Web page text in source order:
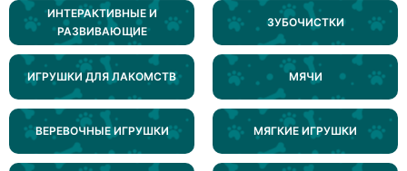
ИНТЕРАКТИВНЫЕ И
РАЗВИВАЮЩИЕ
ЗУБОЧИСТКИ
ИГРУШКИ ДЛЯ ЛАКОМСТВ МЯЧИ
ВЕРЕВОЧНЫЕ ИГРУШКИ МЯГКИЕ ИГРУШКИ